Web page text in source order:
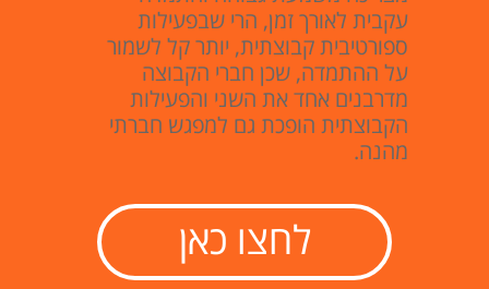
עקבית לאורך זמן, הרי שבפעילות
ספורטיבית קבוצתית, יותר קל לשמור
על ההתמדה, שכן חברי הקבוצה
מדרבנים אחד את השני והפעילות
הקבוצתית הופכת גם למפגש חברתי
מהנה.
לחצו כאן